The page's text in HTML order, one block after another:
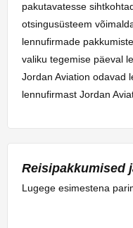
pakutavatesse
otsingusüsteem
lennufirmade
valiku tegemise päeval
Jordan Aviation odavad
lennufirmast Jordan
Reisipakkumised
Lugege esimestena